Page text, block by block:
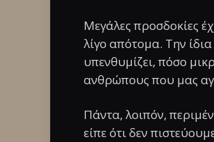
Μεγάλες προσδοκίες
λίγο απότομα. Την
υπενθυμίζει, πόσο
ανθρώπους που μας
Πάντα, λοιπόν,
είπε ότι δεν